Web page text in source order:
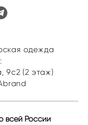
одежда
9с2 (2 этаж)
всей России